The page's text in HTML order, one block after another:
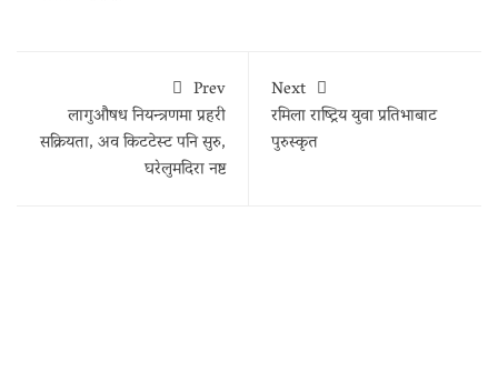
Prev
लागुऔषध नियन्त्रणमा प्रहरी
सक्रियता, अव किटटेस्ट पनि सुरु,
घरेलुमदिरा नष्ट
Next
रमिला राष्ट्रिय युवा प्रतिभाबाट
पुरुस्कृत